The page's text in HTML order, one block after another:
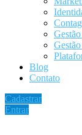
Blog
Contato
Cadastrar
Entrar